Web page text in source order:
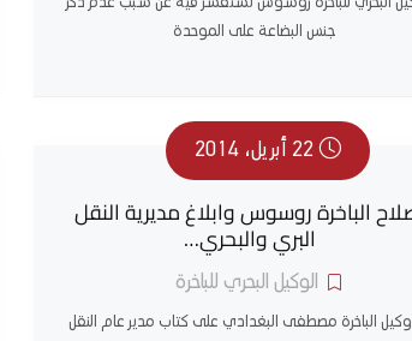
جنس البضاعة على الموحدة
22 أبريل، 2014
الباخرة روسوس وابلاغ مديرية النقل
البري والبحري…
الوكيل البحري للباخرة
وكيل الباخرة مصطفى البغدادي على كتاب مدير عام النقل